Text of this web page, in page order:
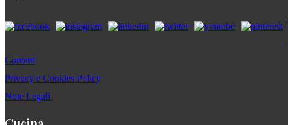
Contatti
Privacy e Cookies Policy
Note Legali